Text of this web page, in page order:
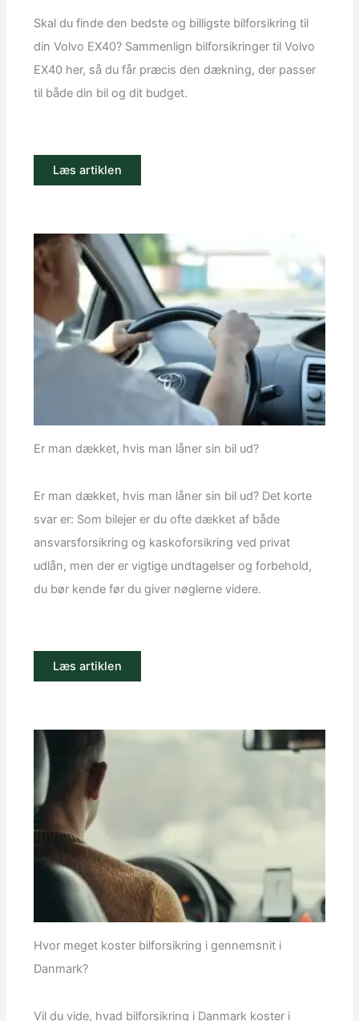
Skal du finde den bedste og billigste bilforsikring til
din Volvo EX40? Sammenlign bilforsikringer til Volvo
EX40 her, så du får præcis den dækning, der passer
til både din bil og dit budget.
Læs artiklen
Er man dækket, hvis man låner sin bil ud?
Er man dækket, hvis man låner sin bil ud? Det korte
svar er: Som bilejer er du ofte dækket af både
ansvarsforsikring og kaskoforsikring ved privat
udlån, men der er vigtige undtagelser og forbehold,
du bør kende før du giver nøglerne videre.
Læs artiklen
Hvor meget koster bilforsikring i gennemsnit i
Danmark?
Vil du vide, hvad bilforsikring i Danmark koster i